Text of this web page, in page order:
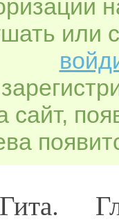
или
сайт,
Гита.